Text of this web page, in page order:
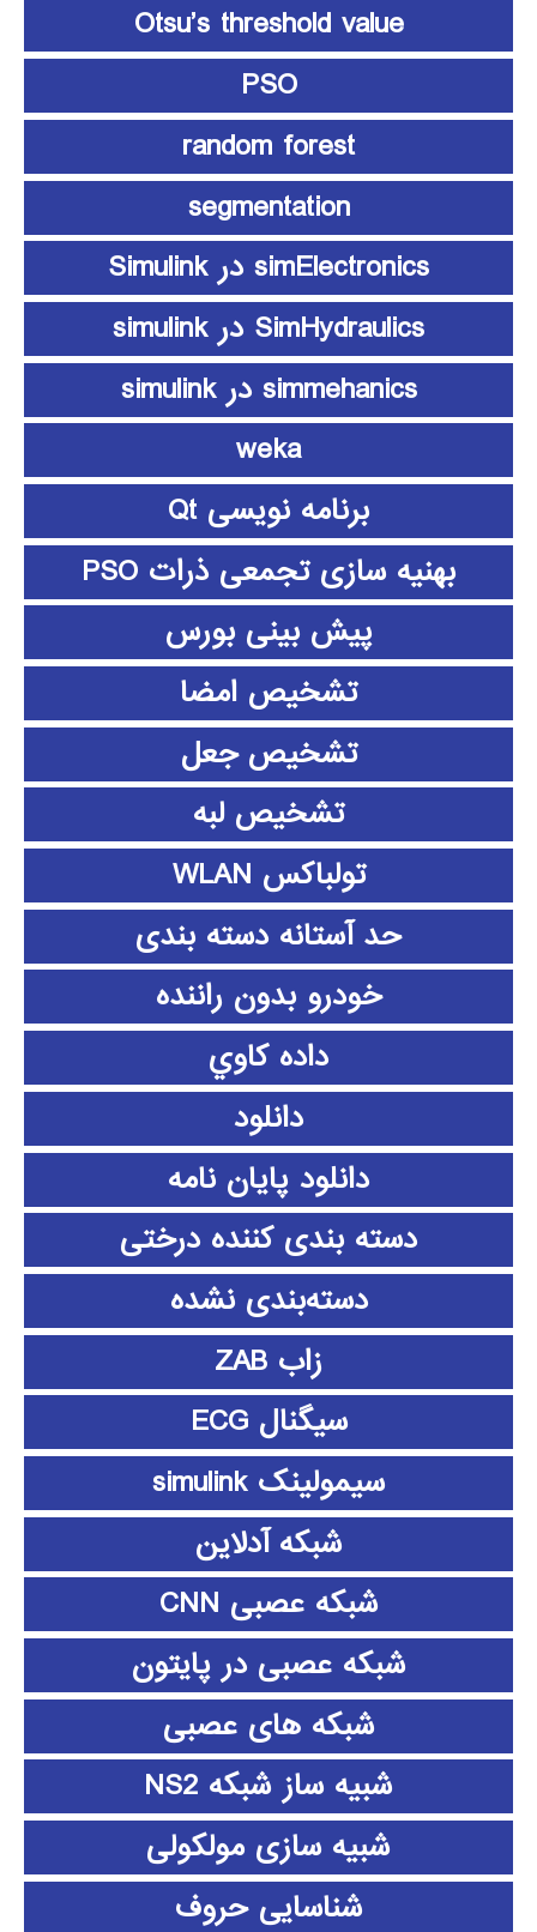
Otsu’s threshold value
PSO
random forest
segmentation
simElectronics در Simulink
SimHydraulics در simulink
simmehanics در simulink
weka
برنامه نویسی Qt
بهنیه سازی تجمعی ذرات PSO
پیش بینی بورس
تشخیص امضا
تشخیص جعل
تشخیص لبه
تولباکس WLAN
حد آستانه دسته بندی
خودرو بدون راننده
داده كاوي
دانلود
دانلود پايان نامه
دسته بندی کننده درختی
دسته‌بندی نشده
زاب ZAB
سیگنال ECG
سیمولینک simulink
شبکه آدلاین
شبکه عصبی CNN
شبکه عصبی در پایتون
شبکه های عصبی
شبیه ساز شبکه NS2
شبیه سازی مولکولی
شناسایی حروف